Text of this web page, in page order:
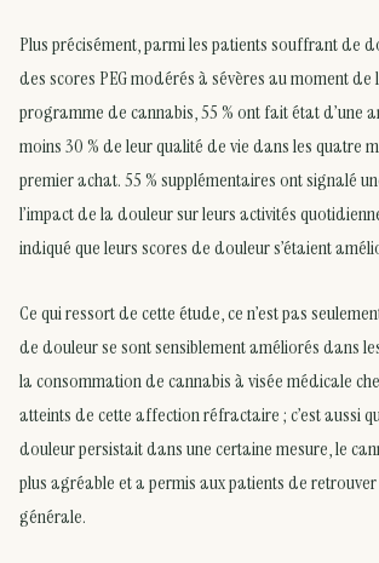
Plus précisément, parmi les patients souffrant de
des scores PEG modérés à sévères au moment
programme de cannabis, 55 % ont fait état d’une
moins 30 % de leur qualité de vie dans les quatre
premier achat. 55 % supplémentaires ont signalé
l’impact de la douleur sur leurs activités
indiqué que leurs scores de douleur s’étaient
Ce qui ressort de cette étude, ce n’est pas
de douleur se sont sensiblement améliorés dans
la consommation de cannabis à visée médicale
atteints de cette affection réfractaire ; c’est aussi
douleur persistait dans une certaine mesure, le
plus agréable et a permis aux patients de
générale.